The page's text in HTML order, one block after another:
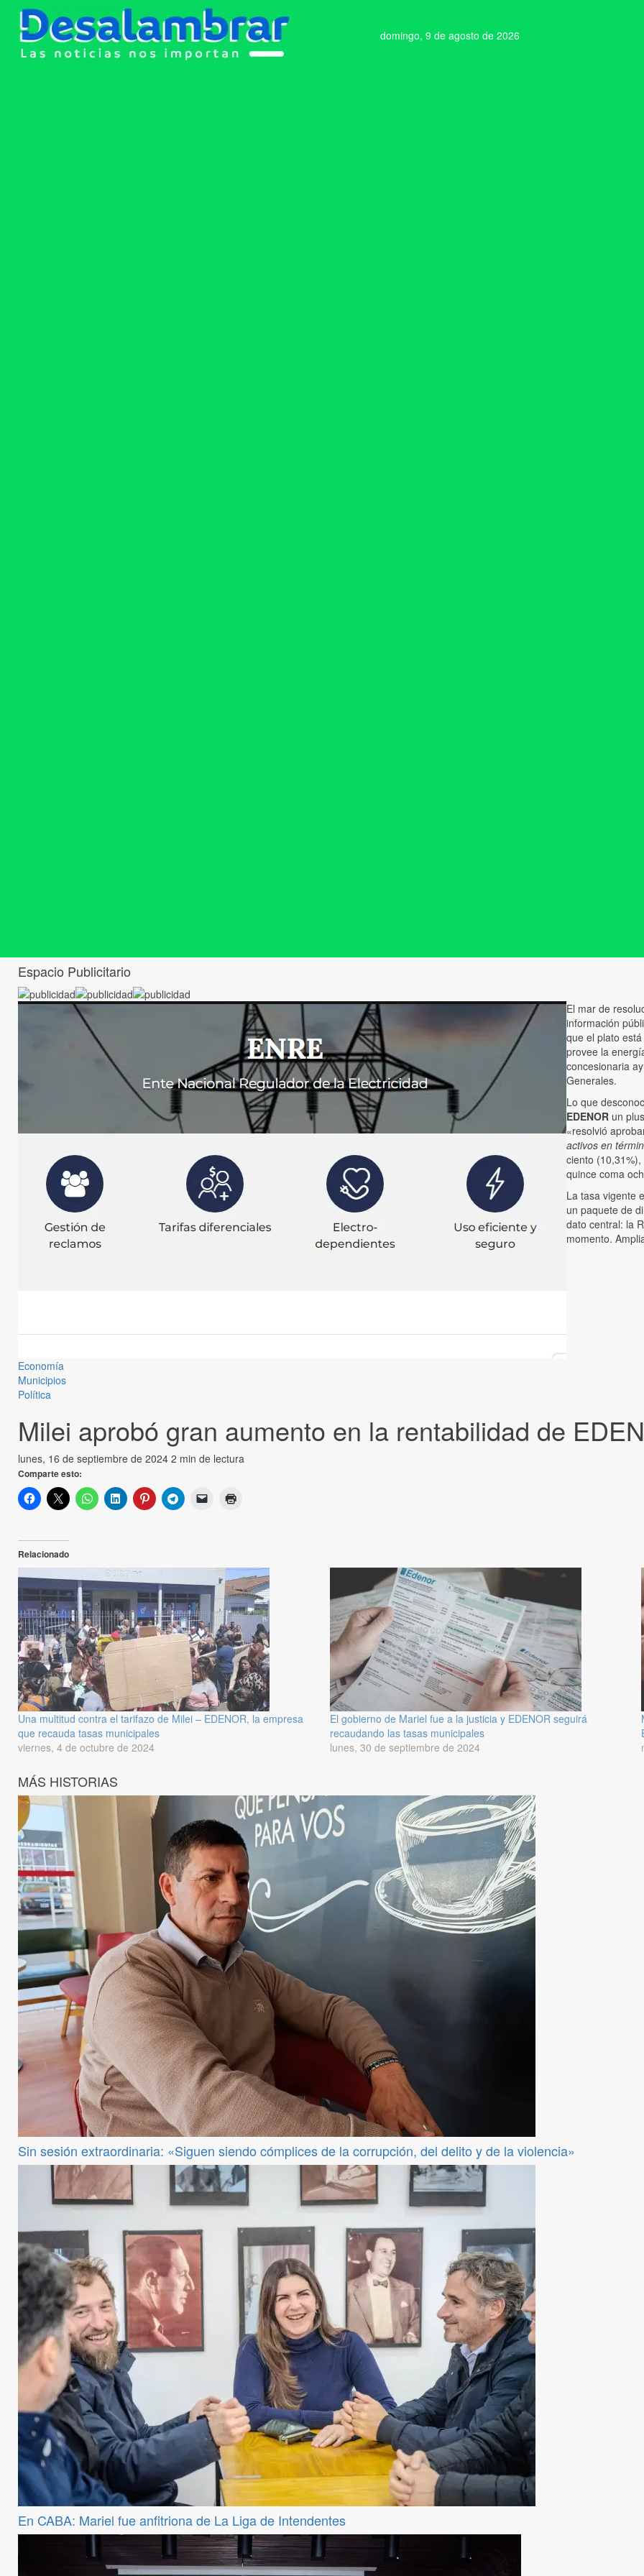
domingo, 9 de agosto de 2026
Espacio Publicitario
Economía
Municipios
Política
Milei aprobó gran aumento en la rentabilidad de
lunes, 16 de septiembre de 2024 2 min de lectura
Comparte esto:
El mar de
información
que el plato
provee la
concesionaria
Generales.
Lo que
EDENOR un
«resolvió
activos en
ciento
quince coma
La tasa vigente
un paquete de
dato central: la
momento.
Relacionado
Una multitud contra el tarifazo de Milei – EDENOR, la empresa
que recauda tasas municipales
viernes, 4 de octubre de 2024
El gobierno de Mariel fue a la justicia y EDENOR seguirá
recaudando las tasas municipales
lunes, 30 de septiembre de 2024
MÁS HISTORIAS
Sin sesión extraordinaria: «Siguen siendo cómplices de la corrupción, del delito y de la violencia»
En CABA: Mariel fue anfitriona de La Liga de Intendentes